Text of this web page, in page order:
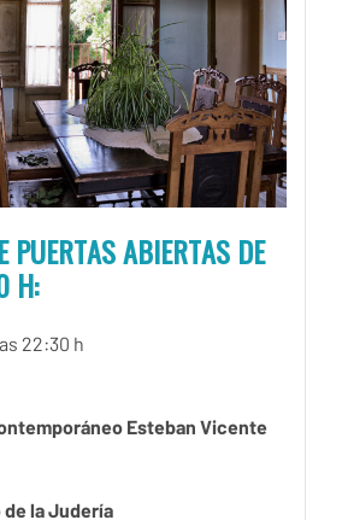
PUERTAS ABIERTAS DE
H:
22:30 h
Esteban Vicente
la Judería